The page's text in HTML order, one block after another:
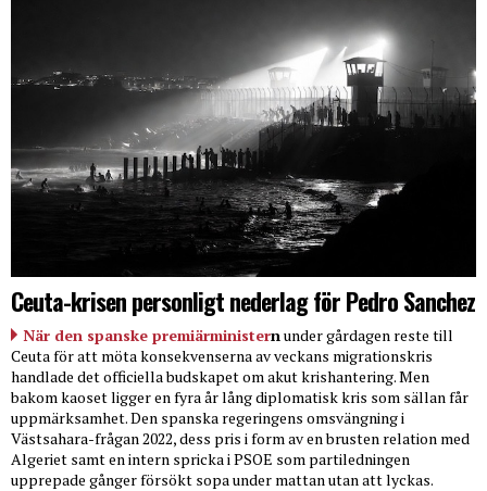
Ceuta-krisen personligt nederlag för Pedro Sanchez
När den spanske premiärministern under gårdagen reste till
Ceuta för att möta konsekvenserna av veckans migrationskris
handlade det officiella budskapet om akut krishantering. Men
bakom kaoset ligger en fyra år lång diplomatisk kris som sällan får
uppmärksamhet. Den spanska regeringens omsvängning i
Västsahara-frågan 2022, dess pris i form av en brusten relation med
Algeriet samt en intern spricka i PSOE som partiledningen
upprepade gånger försökt sopa under mattan utan att lyckas.